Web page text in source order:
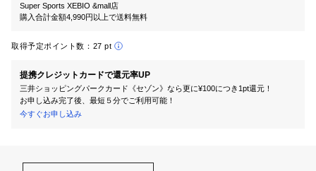
Super Sports XEBIO &mall店
購入合計金額4,990円以上で送料無料
取得予定ポイント数： 27 pt
提携クレジットカードで還元率UP
三井ショッピングパークカード《セゾン》なら更に¥100につき1pt還元！
お申し込み完了後、最短５分でご利用可能！
今すぐお申し込み